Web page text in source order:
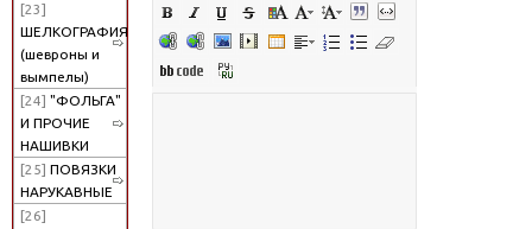
[23]
ШЕЛКОГРАФИЯ
(шевроны и
вымпелы)
[24] "ФОЛЬГА"
И ПРОЧИЕ
НАШИВКИ
[25] ПОВЯЗКИ
НАРУКАВНЫЕ
[26]